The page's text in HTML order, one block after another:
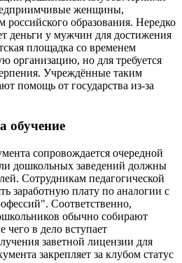
женщины,
российского образования. Нередко
деньги у мужчин для достижения
площадка со временем
организацию, но для требуется
Учреждённые таким
помощь от государства из-за
обучение
сопровождается очередной
дошкольных заведений должны
Сотрудникам педагогической
заработную плату по аналогии с
Соответственно,
обычно собирают
в дело вступает
заветной лицензии для
закрепляет за клубом статус